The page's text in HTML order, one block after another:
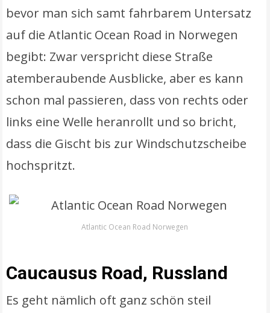
bevor man sich samt fahrbarem Untersatz
auf die Atlantic Ocean Road in Norwegen
begibt: Zwar verspricht diese Straße
atemberaubende Ausblicke, aber es kann
schon mal passieren, dass von rechts oder
links eine Welle heranrollt und so bricht,
dass die Gischt bis zur Windschutzscheibe
hochspritzt.
Atlantic Ocean Road Norwegen
Caucausus Road, Russland
Es geht nämlich oft ganz schön steil